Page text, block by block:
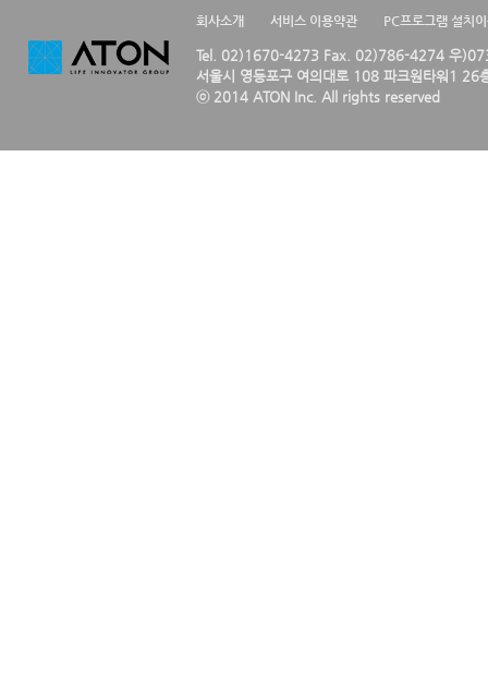
회사소개 서비스 이용약관 PC프로그램 설치
Tel. 02)1670-4273 Fax. 02)786-4274 우
서울시 영등포구 여의대로 108 파크원타워1 26
ⓒ 2014 ATON Inc. All rights reserved